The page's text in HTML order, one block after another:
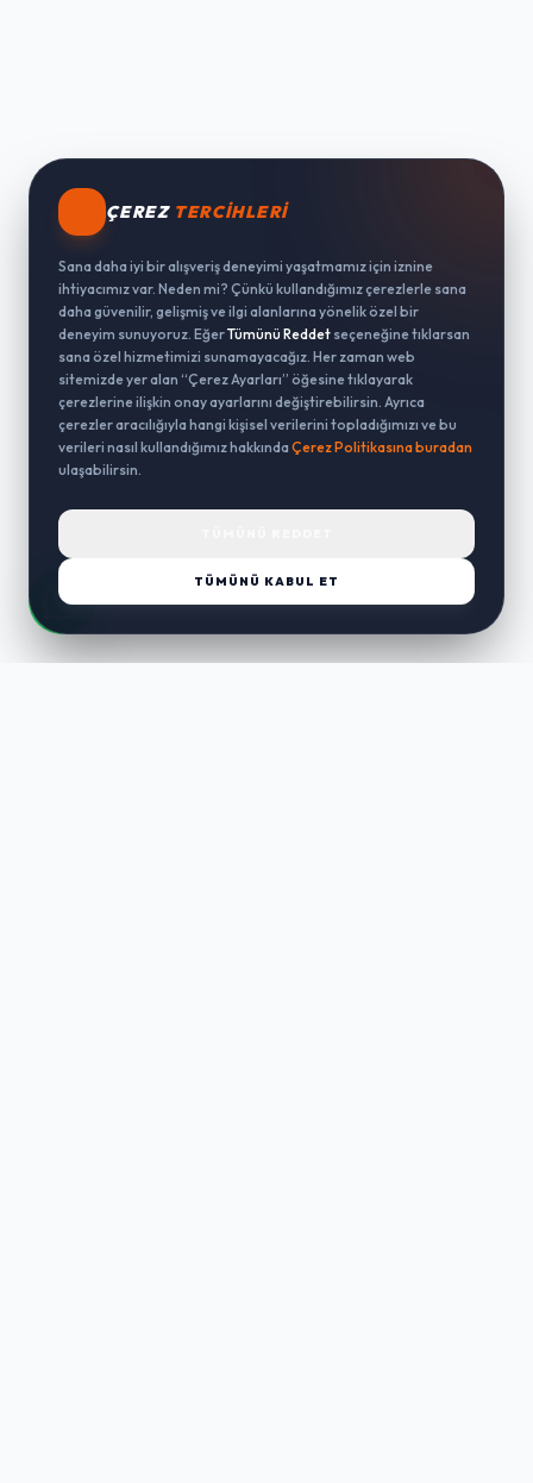
ÇEREZ TERCIHLERI
Sana daha iyi bir alışveriş deneyimi yaşatmamız için iznine
ihtiyacımız var. Neden mi? Çünkü kullandığımız çerezlerle sana
daha güvenilir, gelişmiş ve ilgi alanlarına yönelik özel bir
deneyim sunuyoruz. EğerTümünü Reddet seçeneğine tıklarsan
sana özel hizmetimizi sunamayacağız. Her zaman web
sitemizde yer alan “Çerez Ayarları” öğesine tıklayarak
çerezlerine ilişkin onay ayarlarını değiştirebilirsin. Ayrıca
çerezler aracılığıyla hangi kişisel verilerini topladığımızı ve bu
verileri nasıl kullandığımız hakkında Çerez Politikasına buradan
ulaşabilirsin.
TÜMÜNÜ KABUL ET